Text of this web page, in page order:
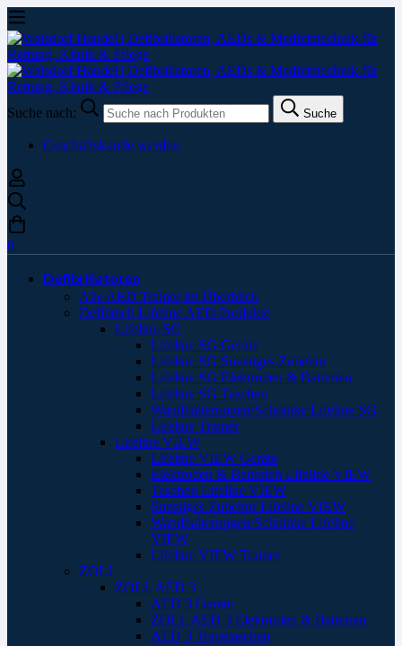
Suche nach: Suche
Geschäftskunde werden
0
Defibrillatoren
Alle AED Trainer im Überblick
Defibtech Lifeline AED Produkte
Lifeline SG
Lifeline SG Geräte
Lifeline SG Sonstiges Zubehör
Lifeline SG Elektroden & Batterien
Lifeline SG Taschen
Wandhalterungen/Schränke Lifeline SG
Lifeline Trainer
Lifeline VIEW
Lifeline VIEW Geräte
Elektroden & Batterien Lifeline VIEW
Taschen Lifeline VIEW
Sonstiges Zubehör Lifeline VIEW
Wandhalterungen/Schränke Lifeline
VIEW
Lifeline VIEW Trainer
ZOLL
ZOLL AED 3
AED 3 Geräte
ZOLL AED 3 Elektroden & Batterien
AED 3 Tragetaschen